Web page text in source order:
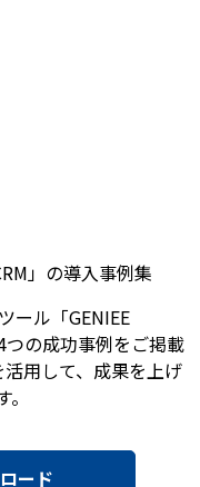
」の導入事例集
ール「GENIEE
つの成功事例をご掲載
活用して、成果を上げ
ード